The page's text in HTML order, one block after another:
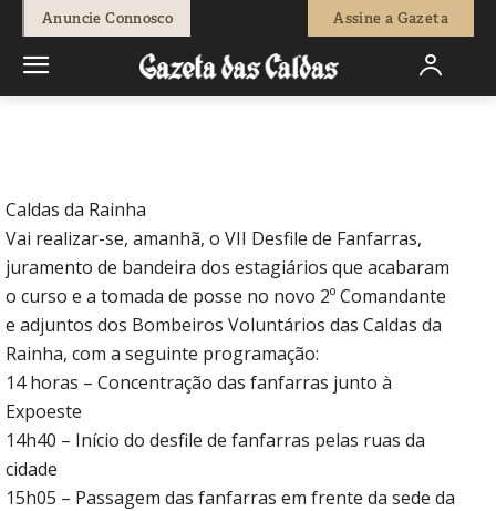
Anuncie Connosco Assine a Gazeta
Redação - 7 de Maio, 2010 0
Caldas da Rainha
Vai realizar-se, amanhã, o VII Desfile de Fanfarras,
juramento de bandeira dos estagiários que acabaram
o curso e a tomada de posse no novo 2º Comandante
e adjuntos dos Bombeiros Voluntários das Caldas da
Rainha, com a seguinte programação:
14 horas – Concentração das fanfarras junto à
Expoeste
14h40 – Início do desfile de fanfarras pelas ruas da
cidade
15h05 – Passagem das fanfarras em frente da sede da